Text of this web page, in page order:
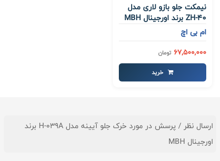
نیمکت جلو بازو لاری مدل
ZH-40 برند اورجینال MBH
ام بی اچ
67,500,000 تومان
خرید
ارسال نظر / پرسش در مورد خرک جلو آیینه مدل H-039A برند
اورجینال MBH